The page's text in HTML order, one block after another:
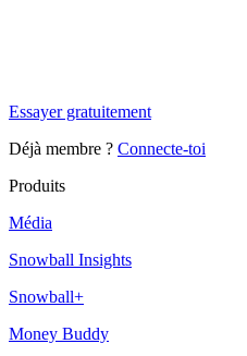
Essayer gratuitement
Déjà membre ? Connecte-toi
Produits
Média
Snowball Insights
Snowball+
Money Buddy